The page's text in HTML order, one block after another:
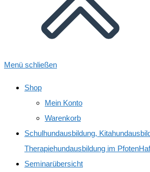
Menü schließen
Shop
Mein Konto
Warenkorb
Schulhundausbildung,
Therapiehundausbildung im
Seminarübersicht